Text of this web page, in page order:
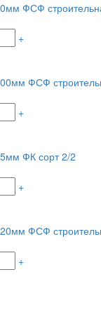
ФСФ
+
ФСФ
+
ФК сорт 2/2
+
ФСФ
+